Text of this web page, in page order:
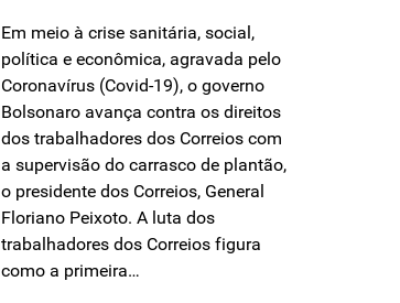
Em meio à crise sanitária, social,
política e econômica, agravada pelo
Coronavírus (Covid-19), o governo
Bolsonaro avança contra os direitos
dos trabalhadores dos Correios com
a supervisão do carrasco de plantão,
o presidente dos Correios, General
Floriano Peixoto. A luta dos
trabalhadores dos Correios figura
como a primeira…